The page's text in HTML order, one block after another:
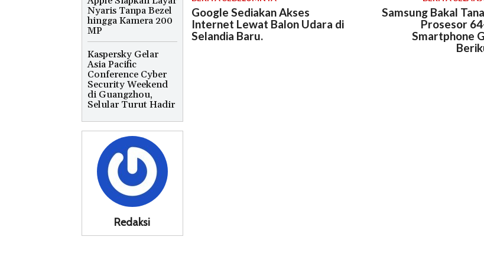
Nyaris Tanpa Bezel
hingga Kamera 200
MP
Kaspersky Gelar
Asia Pacific
Conference Cyber
Security Weekend
di Guangzhou,
Selular Turut Hadir
Redaksi
Google Sediakan Akses
Internet Lewat Balon Udara di
Selandia Baru.
Samsung Bakal
Prosesor
Smartphone